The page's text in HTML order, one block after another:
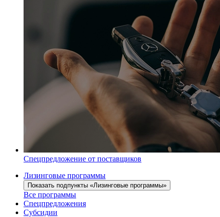
Спецпредложение от поставщиков
Лизинговые программы
Показать подпункты «Лизинговые программы»
Все программы
Спецпредложения
Субсидии